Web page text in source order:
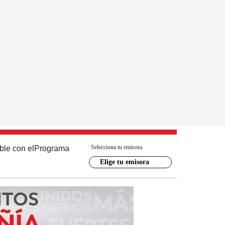
con el Programa Selecciona tu emisora
Elige tu emisora